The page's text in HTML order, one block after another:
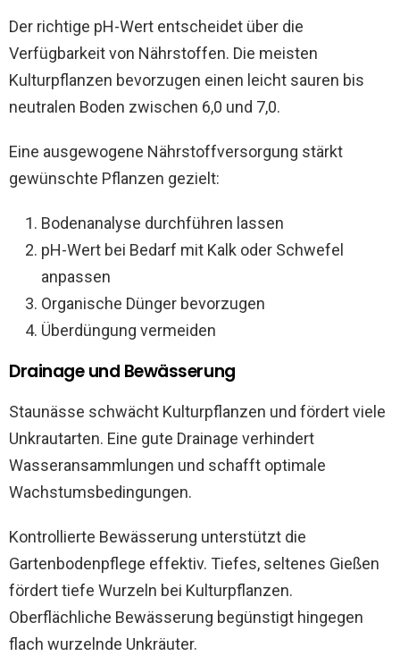
Der richtige pH-Wert entscheidet über die
Verfügbarkeit von Nährstoffen. Die meisten
Kulturpflanzen bevorzugen einen leicht sauren bis
neutralen Boden zwischen 6,0 und 7,0.
Eine ausgewogene Nährstoffversorgung stärkt
gewünschte Pflanzen gezielt:
Bodenanalyse durchführen lassen
pH-Wert bei Bedarf mit Kalk oder Schwefel
anpassen
Organische Dünger bevorzugen
Überdüngung vermeiden
Drainage und Bewässerung
Staunässe schwächt Kulturpflanzen und fördert viele
Unkrautarten. Eine gute Drainage verhindert
Wasseransammlungen und schafft optimale
Wachstumsbedingungen.
Kontrollierte Bewässerung unterstützt die
Gartenbodenpflege effektiv. Tiefes, seltenes Gießen
fördert tiefe Wurzeln bei Kulturpflanzen.
Oberflächliche Bewässerung begünstigt hingegen
flach wurzelnde Unkräuter.